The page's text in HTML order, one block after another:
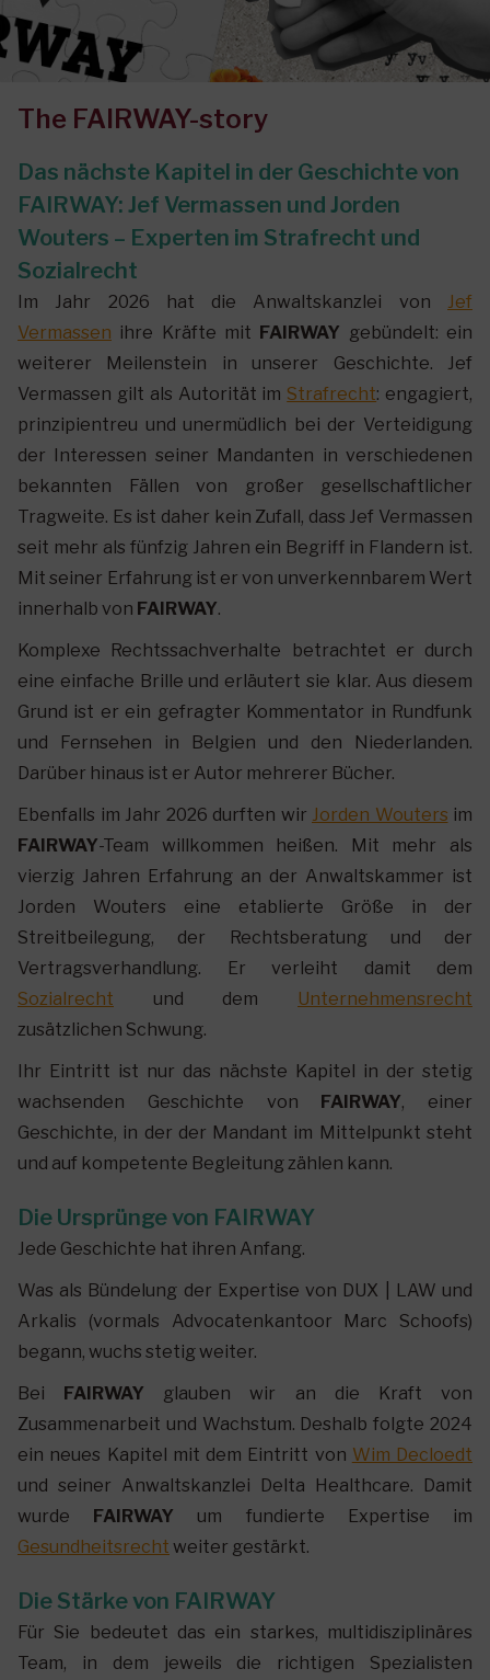
The FAIRWAY-story
Das nächste Kapitel in der Geschichte von
FAIRWAY: Jef Vermassen und Jorden
Wouters – Experten im Strafrecht und
Sozialrecht
Im Jahr 2026 hat die Anwaltskanzlei von
Jef
Vermassen ihre Kräfte mit FAIRWAY gebündelt: ein
weiterer Meilenstein in unserer Geschichte. Jef
Vermassen gilt als Autorität im Strafrecht: engagiert,
prinzipientreu und unermüdlich bei der Verteidigung
der Interessen seiner Mandanten in verschiedenen
bekannten Fällen von großer gesellschaftlicher
Tragweite. Es ist daher kein Zufall, dass Jef Vermassen
seit mehr als fünfzig Jahren ein Begriff in Flandern ist.
Mit seiner Erfahrung ist er von unverkennbarem Wert
innerhalb von FAIRWAY.
Komplexe Rechtssachverhalte betrachtet er durch
eine einfache Brille und erläutert sie klar. Aus diesem
Grund ist er ein gefragter Kommentator in Rundfunk
und Fernsehen in Belgien und den Niederlanden.
Darüber hinaus ist er Autor mehrerer Bücher.
Ebenfalls im Jahr 2026 durften wir Jorden Wouters im
FAIRWAY-Team willkommen heißen. Mit mehr als
vierzig Jahren Erfahrung an der Anwaltskammer ist
Jorden Wouters eine etablierte Größe in der
Streitbeilegung, der Rechtsberatung und der
Vertragsverhandlung. Er verleiht damit dem
Sozialrecht und dem
Unternehmensrecht
zusätzlichen Schwung.
Ihr Eintritt ist nur das nächste Kapitel in der stetig
wachsenden Geschichte von FAIRWAY, einer
Geschichte, in der der Mandant im Mittelpunkt steht
und auf kompetente Begleitung zählen kann.
Die Ursprünge von FAIRWAY
Jede Geschichte hat ihren Anfang.
Was als Bündelung der Expertise von DUX | LAW und
Arkalis (vormals Advocatenkantoor Marc Schoofs)
begann, wuchs stetig weiter.
Bei FAIRWAY glauben wir an die Kraft von
Zusammenarbeit und Wachstum. Deshalb folgte 2024
ein neues Kapitel mit dem Eintritt von Wim Decloedt
und seiner Anwaltskanzlei Delta Healthcare. Damit
wurde FAIRWAY um fundierte Expertise im
Gesundheitsrecht weiter gestärkt.
Die Stärke von FAIRWAY
Für Sie bedeutet das ein starkes, multidisziplinäres
Team, in dem jeweils die richtigen Spezialisten